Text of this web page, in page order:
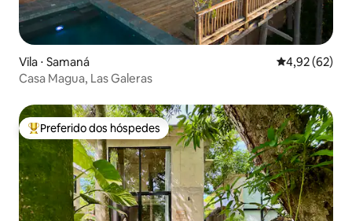
Vila ⋅ Samaná 4,92 de uma
4,92 (62)
Casa Magua, Las Galeras
Entre os melhores preferidos dos hóspedes
Preferido dos hóspedes